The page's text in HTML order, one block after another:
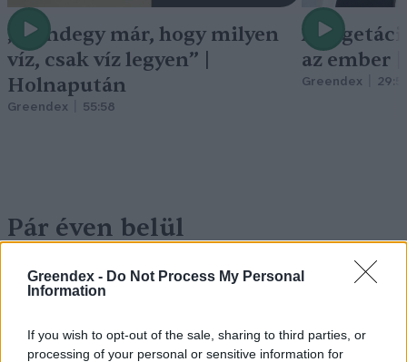
Greendex - Do Not Process My Personal
Information
If you wish to opt-out of the sale, sharing to third parties, or
processing of your personal or sensitive information for
„Mindegy már, hogy milyen
víz, csak víz legyen” |
Holnapután
Greendex 55:58
A
az ember
Greendex
Pár éven belül
alakítanunk a településeinket –
Podcast
Novák Zsombor 2 perc